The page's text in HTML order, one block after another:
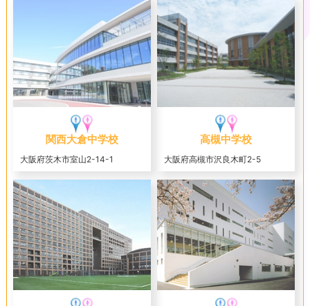
関西大倉中学校
大阪府茨木市室山2-14-1
高槻中学校
大阪府高槻市沢良木町2-5